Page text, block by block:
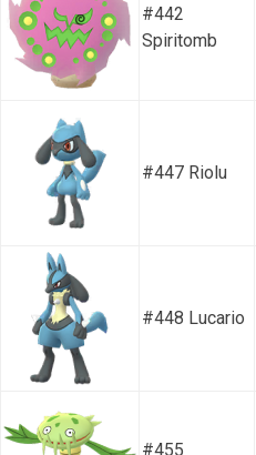
#442
Spiritomb
#447 Riolu
#448 Lucario
#455